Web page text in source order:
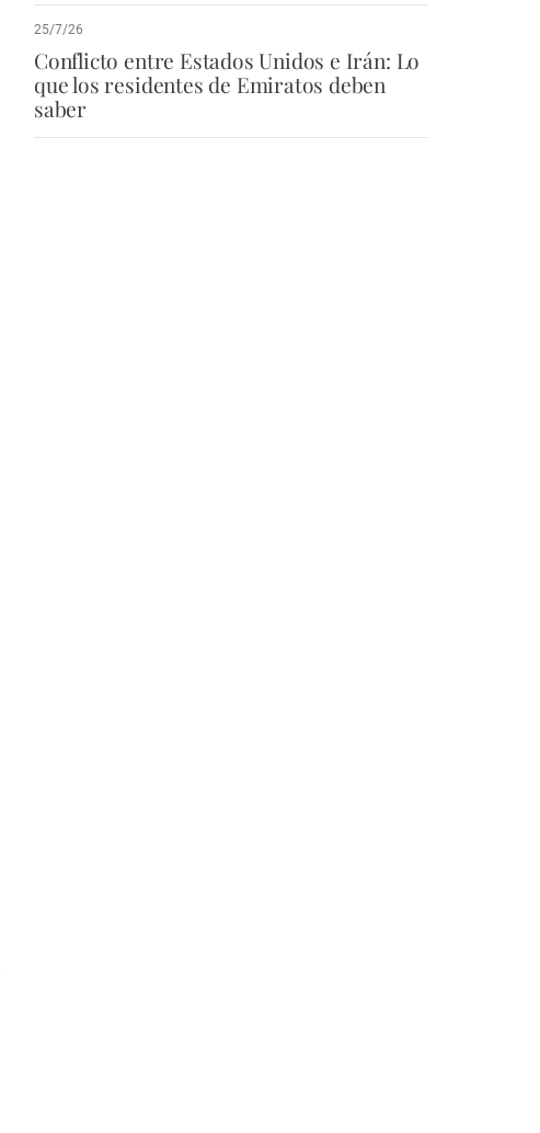
25/7/26
Conflicto entre Estados Unidos e Irán: Lo
que los residentes de Emiratos deben
saber